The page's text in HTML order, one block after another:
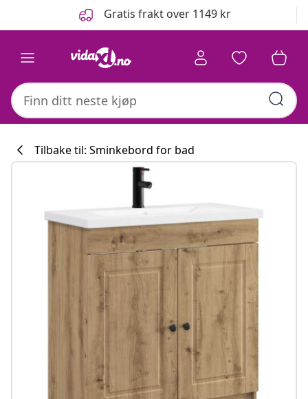
Gratis frakt over 1149 kr
Tilbake til: Sminkebord for bad